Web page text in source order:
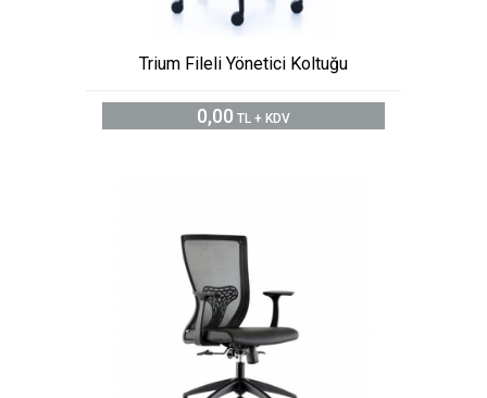
Trium Fileli Yönetici Koltuğu
0,00 TL + KDV